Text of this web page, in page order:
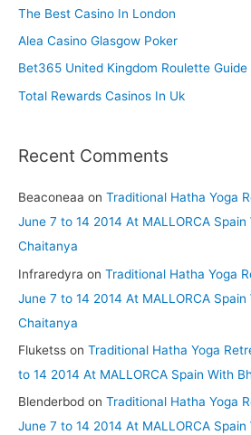
f
o
The Best Casino In London
Alea Casino Glasgow Poker
Bet365 United Kingdom Roulette Guide
Total Rewards Casinos In Uk
Recent Comments
Beaconeaa on Traditional Hatha Yoga
June 7 to 14 2014 At MALLORCA Spain
Chaitanya
Infraredyra on Traditional Hatha Yoga
June 7 to 14 2014 At MALLORCA Spain
Chaitanya
Fluketss on Traditional Hatha Yoga
to 14 2014 At MALLORCA Spain With
Blenderbod on Traditional Hatha Yoga
June 7 to 14 2014 At MALLORCA Spain